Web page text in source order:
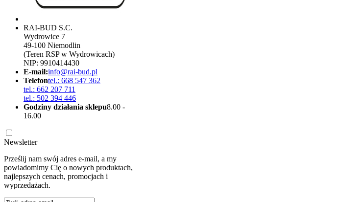
RAI-BUD S.C.
Wydrowice 7
49-100 Niemodlin
(Teren RSP w Wydrowicach)
NIP: 9910414430
E-mail:info@rai-bud.pl
Telefontel.: 668 547 362
tel.: 662 207 711
tel.: 502 394 446
Godziny działania sklepu8.00 -
16.00
Newsletter
Prześlij nam swój adres e-mail, a my
powiadomimy Cię o nowych produktach,
najlepszych cenach, promocjach i
wyprzedażach.